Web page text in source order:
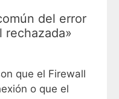
del error
rechazada»
que el Firewall
o que el